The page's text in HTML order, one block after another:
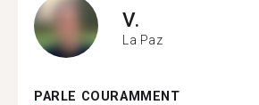
V.
La Paz
PARLE COURAMMENT